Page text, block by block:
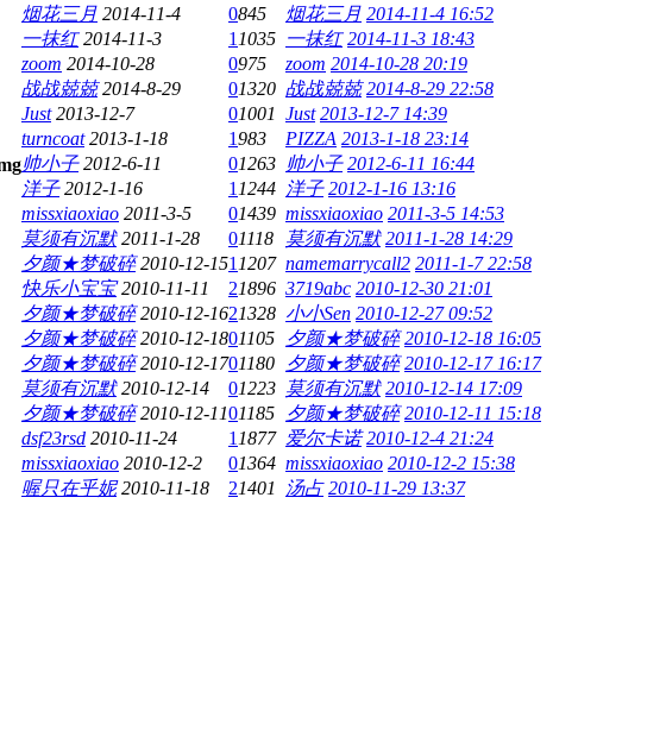
烟花三月 2014-11-4 0845 烟花三月 2014-11-4 16:52
一抹红 2014-11-3 1 1035 一抹红 2014-11-3 18:43
zoom 2014-10-28 0975 zoom 2014-10-28 20:19
战战兢兢 2014-8-29 01320 战战兢兢 2014-8-29 22:58
Just 2013-12-7 01001 Just 2013-12-7 14:39
turncoat 2013-1-18 1983 PIZZA 2013-1-18 23:14
帅小子 2012-6-11 01263 帅小子 2012-6-11 16:44
洋子 2012-1-16 1 1244 洋子 2012-1-16 13:16
missxiaoxiao 2011-3-5 01439 missxiaoxiao 2011-3-5 14:53
莫须有沉默 2011-1-28 01118 莫须有沉默 2011-1-28 14:29
夕颜★梦破碎 2010-12-151 1207 namemarrycall2 2011-1-7 22:58
快乐小宝宝 2010-11-11 21896 3719abc 2010-12-30 21:01
夕颜★梦破碎 2010-12-1621328 小小Sen 2010-12-27 09:52
夕颜★梦破碎 2010-12-1801105 夕颜★梦破碎 2010-12-18 16:05
夕颜★梦破碎 2010-12-1701180 夕颜★梦破碎 2010-12-17 16:17
莫须有沉默 2010-12-14 01223 莫须有沉默 2010-12-14 17:09
夕颜★梦破碎 2010-12-1101185 夕颜★梦破碎 2010-12-11 15:18
dsf23rsd 2010-11-24 1 1877 爱尔卡诺 2010-12-4 21:24
missxiaoxiao 2010-12-2 01364 missxiaoxiao 2010-12-2 15:38
喔只在乎妮 2010-11-18 21401 汤占 2010-11-29 13:37